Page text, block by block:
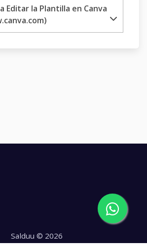
Editar la Plantilla en Canva
Salduu © 2026